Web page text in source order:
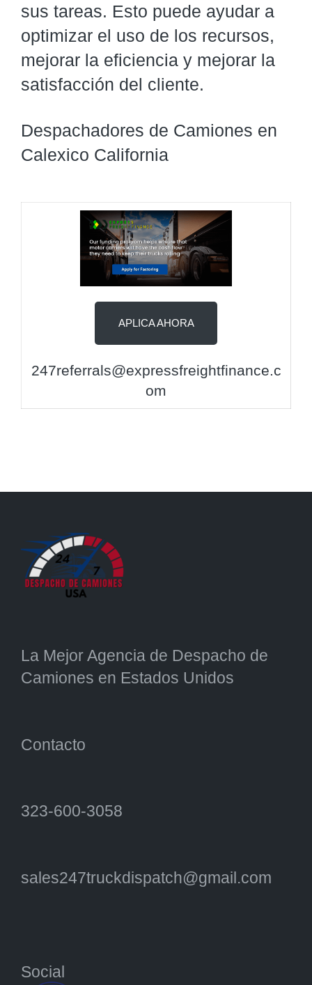
sus tareas. Esto puede ayudar a
optimizar el uso de los recursos,
mejorar la eficiencia y mejorar la
satisfacción del cliente.
Despachadores de Camiones en
Calexico California
APLICA AHORA
247referrals@expressfreightfinance.c
om
La Mejor Agencia de Despacho de
Camiones en Estados Unidos
Contacto
323-600-3058
sales247truckdispatch@gmail.com
Social